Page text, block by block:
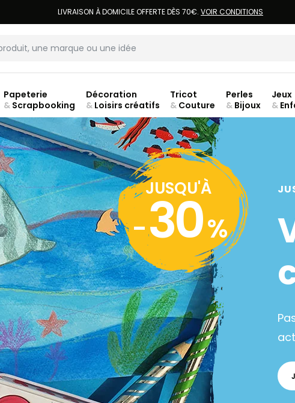
LIVRAISON À DOMICILE OFFERTE DÈS 70€. VOIR CONDITIONS
Papeterie
&Scrapbooking
Décoration
&Loisirs créatifs
Tricot
& Couture
Perles
& Bijoux
Jeux
&
JUSQU'À
-30%